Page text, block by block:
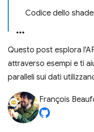
Codice dello
Questo post esplora
attraverso esempi e ti
paralleli sui dati
François